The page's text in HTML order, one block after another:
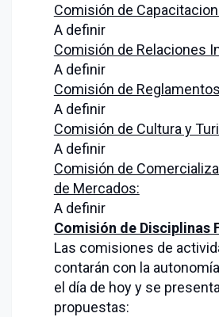
Comisión de
A definir
Comisión de Relaciones
A definir
Comisión de
A definir
Comisión de Cultura y
A definir
Comisión de
de Mercados:
A definir
Comisión de Disciplinas
Las comisiones de
contarán con la
el día de hoy y se
propuestas: